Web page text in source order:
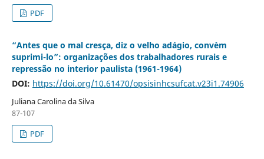
PDF
“Antes que o mal cresça, diz o velho adágio, convèm
suprimi-lo”: organizações dos trabalhadores rurais e
repressão no interior paulista (1961-1964)
DOI: https://doi.org/10.61470/opsisinhcsufcat.v23i1.74906
Juliana Carolina da Silva
87-107
PDF